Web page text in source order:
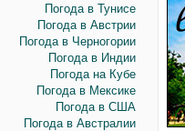
Погода в Тунисе
Погода в Австрии
Погода в Черногории
Погода в Индии
Погода на Кубе
Погода в Мексике
Погода в США
Погода в Австралии